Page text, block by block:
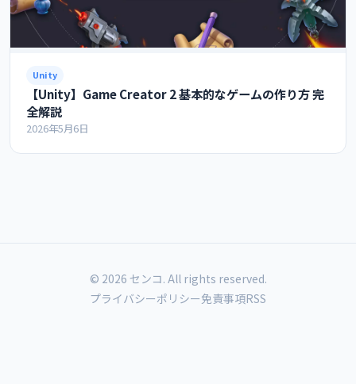
Unity
【Unity】Game Creator 2 基本的なゲームの作り方 完
全解説
2026年5月6日
© 2026 センコ. All rights reserved.
プライバシーポリシー免責事項RSS